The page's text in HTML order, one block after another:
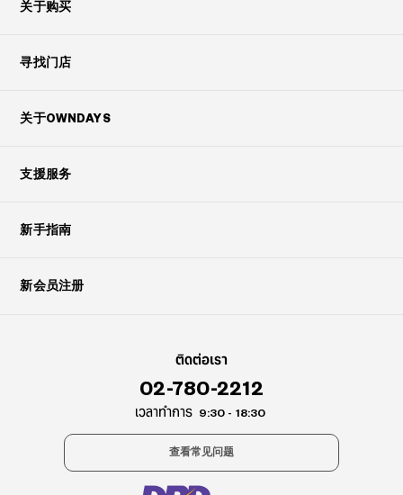
关于购买
寻找门店
关于OWNDAYS
支援服务
新手指南
新会员注册
ติดต่อเรา
02-780-2212
เวลาทำการ 9:30 - 18:30
查看常见问题